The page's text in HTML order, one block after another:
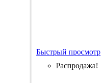
Быстрый просмотр
Распродажа!